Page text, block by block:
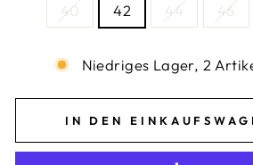
40 42 44 46
Niedriges Lager, 2
IN DEN